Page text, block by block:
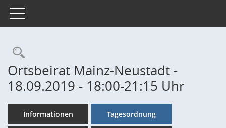
Toggle navigation
Rechercheauswahl
Ortsbeirat Mainz-Neustadt -
18.09.2019 - 18:00-21:15 Uhr
Informationen Tagesordnung